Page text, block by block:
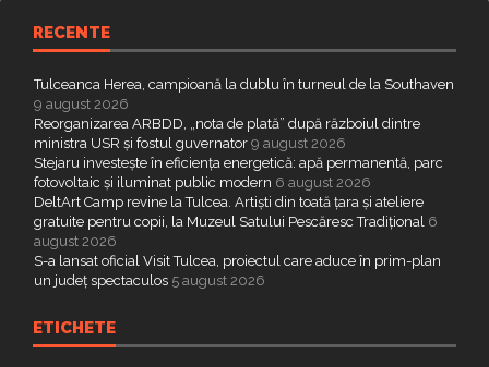
RECENTE
Tulceanca Herea, campioană la dublu în turneul de la Southaven
9 august 2026
Reorganizarea ARBDD, „nota de plată” după războiul dintre
ministra USR și fostul guvernator 9 august 2026
Stejaru investește în eficiența energetică: apă permanentă, parc
fotovoltaic și iluminat public modern 6 august 2026
DeltArt Camp revine la Tulcea. Artiști din toată țara și ateliere
gratuite pentru copii, la Muzeul Satului Pescăresc Tradițional 6
august 2026
S-a lansat oficial Visit Tulcea, proiectul care aduce în prim-plan
un județ spectaculos 5 august 2026
ETICHETE